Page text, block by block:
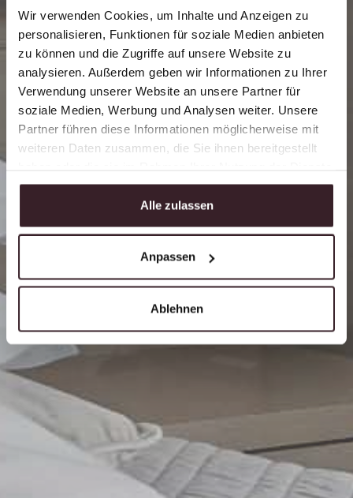
Wir verwenden Cookies, um Inhalte und Anzeigen zu
personalisieren, Funktionen für soziale Medien anbieten
zu können und die Zugriffe auf unsere Website zu
analysieren. Außerdem geben wir Informationen zu Ihrer
Verwendung unserer Website an unsere Partner für
soziale Medien, Werbung und Analysen weiter. Unsere
Partner führen diese Informationen möglicherweise mit
weiteren Daten zusammen, die Sie ihnen bereitgestellt
gesammelt haben.
Alle zulassen
Anpassen
Ablehnen
Deluxe Zimmer